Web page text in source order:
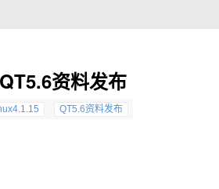
资料发布
QT5.6资料发布